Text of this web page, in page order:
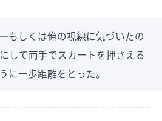
しくは俺の視線に気づいたの
して両手でスカートを押さえる
に一歩距離をとった。